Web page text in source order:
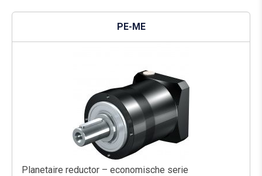
PE-ME
Planetaire reductor – economische serie